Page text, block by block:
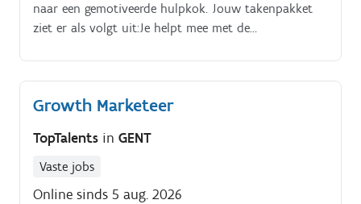
naar een gemotiveerde hulpkok. Jouw takenpakket
ziet er als volgt uit:Je helpt mee met de
Growth Marketeer
TopTalents in GENT
Vaste jobs
Online sinds 5 aug. 2026